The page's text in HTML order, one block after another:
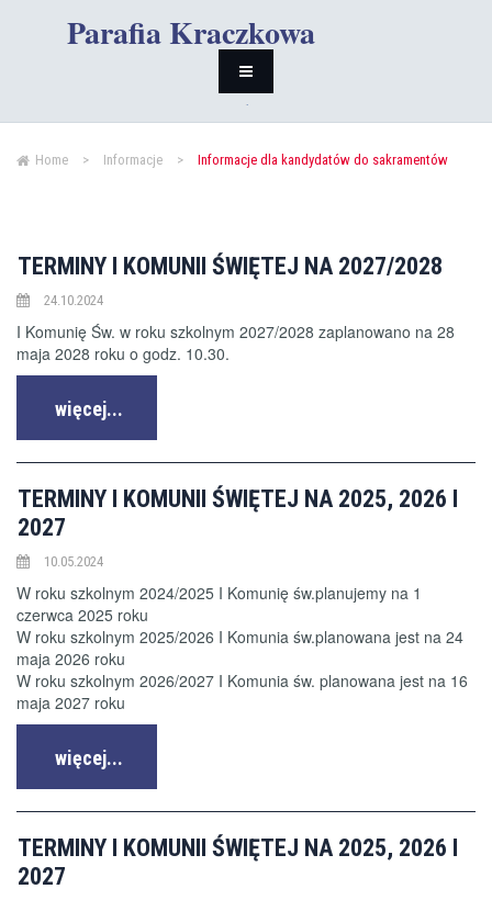
Parafia Kraczkowa
Home > Informacje > Informacje dla kandydatów do sakramentów
TERMINY I KOMUNII ŚWIĘTEJ NA 2027/2028
24.10.2024
I Komunię Św. w roku szkolnym 2027/2028 zaplanowano na 28
maja 2028 roku o godz. 10.30.
więcej...
TERMINY I KOMUNII ŚWIĘTEJ NA 2025, 2026 I
2027
10.05.2024
W roku szkolnym 2024/2025 I Komunię św.planujemy na 1
czerwca 2025 roku
W roku szkolnym 2025/2026 I Komunia św.planowana jest na 24
maja 2026 roku
W roku szkolnym 2026/2027 I Komunia św. planowana jest na 16
maja 2027 roku
więcej...
TERMINY I KOMUNII ŚWIĘTEJ NA 2025, 2026 I
2027